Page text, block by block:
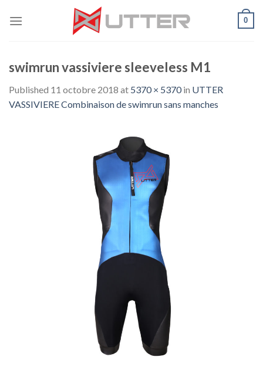
0
swimrun vassiviere sleeveless M1
Published 11 octobre 2018 at 5370 × 5370in UTTER
VASSIVIERE Combinaison de swimrun sans manches